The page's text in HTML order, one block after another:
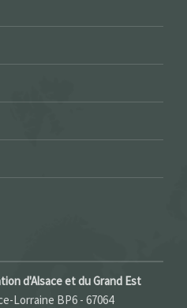
d'Alsace et du Grand Est
Lorraine BP6 - 67064